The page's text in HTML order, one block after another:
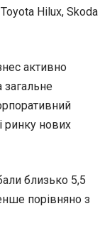
Hilux, Skoda
активно
ринку нових
близько 5,5
порівняно з